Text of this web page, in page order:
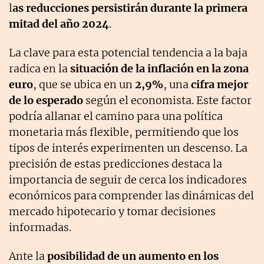
las reducciones persistirán durante la primera
mitad del año 2024.
La clave para esta potencial tendencia a la baja
radica en lasituación de la inflación en la zona
euro, que se ubica en un2,9%, unacifra mejor
de lo esperado según el economista. Este factor
podría allanar el camino para una política
monetaria más flexible, permitiendo que los
tipos de interés experimenten un descenso. La
precisión de estas predicciones destaca la
importancia de seguir de cerca los indicadores
económicos para comprender las dinámicas del
mercado hipotecario y tomar decisiones
informadas.
Ante laposibilidad de un aumento en los